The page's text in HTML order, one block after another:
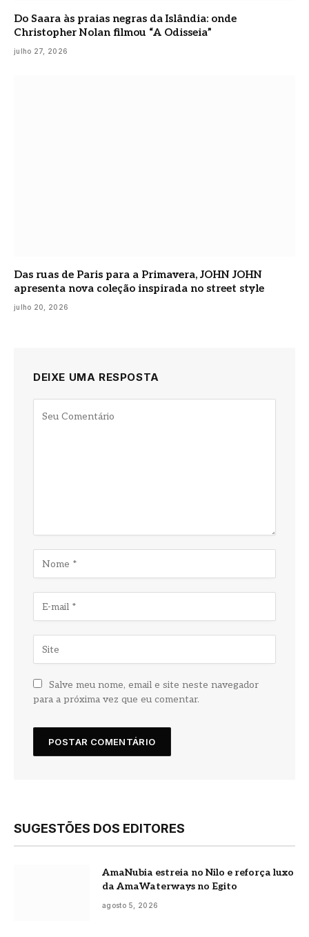
Do Saara às praias negras da Islândia: onde
Christopher Nolan filmou “A Odisseia”
julho 27, 2026
Das ruas de Paris para a Primavera, JOHN JOHN
apresenta nova coleção inspirada no street style
julho 20, 2026
DEIXE UMA RESPOSTA
Salve meu nome, email e site neste navegador
para a próxima vez que eu comentar.
SUGESTÕES DOS EDITORES
AmaNubia estreia no Nilo e reforça luxo
da AmaWaterways no Egito
agosto 5, 2026